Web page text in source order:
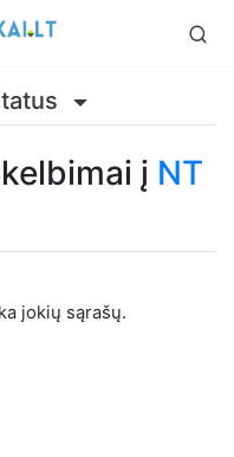
į NT
jokių sąrašų.